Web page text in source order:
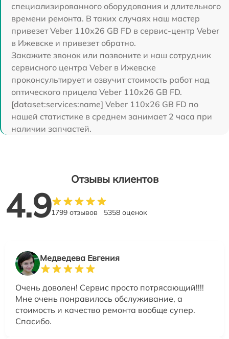
специализированного оборудования и длительного
времени ремонта. В таких случаях наш мастер
привезет Veber 110х26 GB FD в сервис-центр Veber
в Ижевске и привезет обратно.
Закажите звонок или позвоните и наш сотрудник
сервисного центра Veber в Ижевске
проконсультирует и озвучит стоимость работ над
оптического прицела Veber 110х26 GB FD.
[dataset:services:name] Veber 110х26 GB FD по
нашей статистике в среднем занимает 2 часа при
наличии запчастей.
Отзывы клиентов
4.91799 отзывов 5358 оценок
Медведева Евгения
Очень доволен! Сервис просто потрясающий!!!!
Мне очень понравилось обслуживание, а
стоимость и качество ремонта вообще супер.
Спасибо.